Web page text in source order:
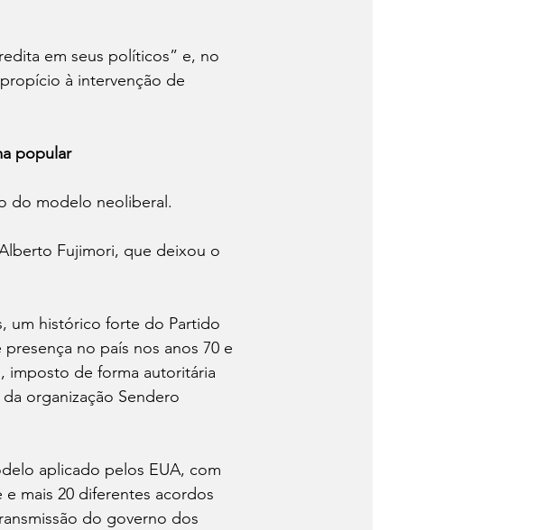
em seus políticos” e, no
à intervenção de
popular
do modelo neoliberal.
Fujimori, que deixou o
um histórico forte do Partido
no país nos anos 70 e
imposto de forma autoritária
organização Sendero
aplicado pelos EUA, com
mais 20 diferentes acordos
do governo dos